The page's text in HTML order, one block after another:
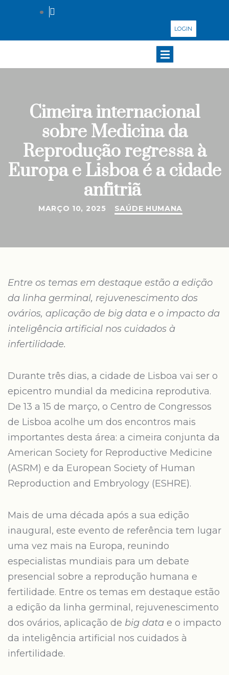
LOGIN
Cimeira internacional
sobre Medicina da
Reprodução regressa à
Europa e Lisboa é a cidade
anfitriã
MARÇO 10, 2025 SAÚDE HUMANA
Entre os temas em destaque estão a edição
da linha germinal, rejuvenescimento dos
ovários, aplicação de big data e o impacto da
inteligência artificial nos cuidados à
infertilidade.
Durante três dias, a cidade de Lisboa vai ser o
epicentro mundial da medicina reprodutiva.
De 13 a 15 de março, o Centro de Congressos
de Lisboa acolhe um dos encontros mais
importantes desta área: a cimeira conjunta da
American Society for Reproductive Medicine
(ASRM) e da European Society of Human
Reproduction and Embryology (ESHRE).
Mais de uma década após a sua edição
inaugural, este evento de referência tem lugar
uma vez mais na Europa, reunindo
especialistas mundiais para um debate
presencial sobre a reprodução humana e
fertilidade. Entre os temas em destaque estão
a edição da linha germinal, rejuvenescimento
dos ovários, aplicação de big data e o impacto
da inteligência artificial nos cuidados à
infertilidade.